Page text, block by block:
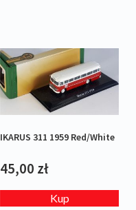
IKARUS 311 1959 Red/White
45,00 zł
Kup